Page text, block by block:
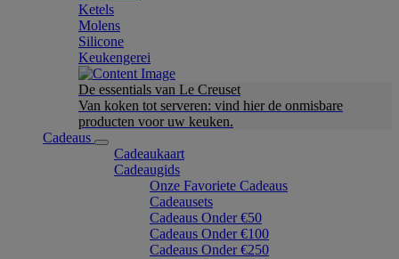
Ketels
Molens
Silicone
Keukengerei
De essentials van Le Creuset
Van koken tot serveren: vind hier de onmisbare
producten voor uw keuken.
Cadeaus
Cadeaukaart
Cadeaugids
Onze Favoriete Cadeaus
Cadeausets
Cadeaus Onder €50
Cadeaus Onder €100
Cadeaus Onder €250